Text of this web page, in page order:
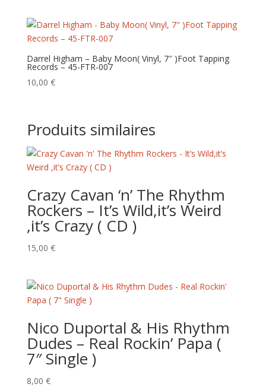
Darrel Higham – Baby Moon( Vinyl, 7″ )Foot Tapping
Records – 45-FTR-007
10,00 €
Produits similaires
Crazy Cavan ‘n’ The Rhythm
Rockers – It’s Wild,it’s Weird
,it’s Crazy ( CD )
15,00 €
Nico Duportal & His Rhythm
Dudes – Real Rockin’ Papa (
7″ Single )
8,00 €